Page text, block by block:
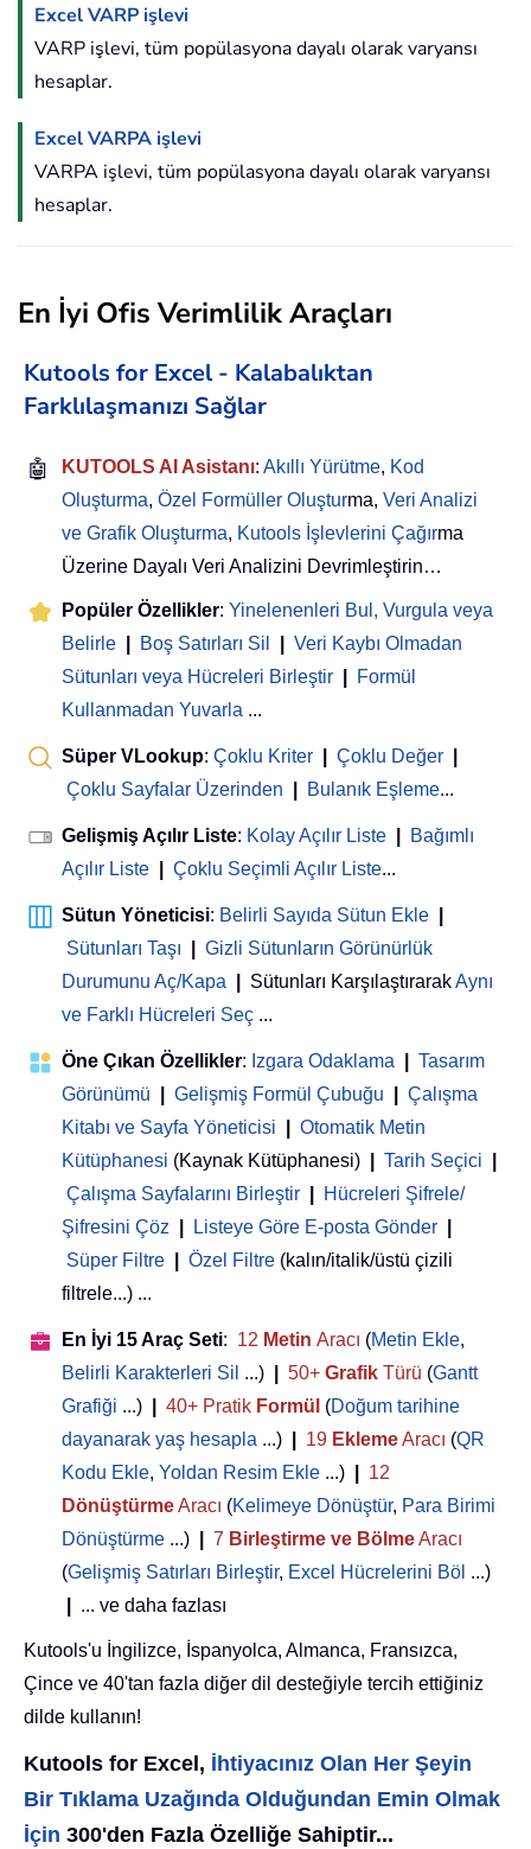
Excel VARP işlevi
VARP işlevi, tüm popülasyona dayalı olarak varyansı
hesaplar.
Excel VARPA işlevi
VARPA işlevi, tüm popülasyona dayalı olarak varyansı
hesaplar.
En İyi Ofis Verimlilik Araçları
Kutools for Excel - Kalabalıktan
Farklılaşmanızı Sağlar
🤖 KUTOOLS AI Asistanı: Akıllı Yürütme, Kod
Oluşturma, Özel Formüller Oluşturma, Veri Analizi
ve Grafik Oluşturma, Kutools İşlevlerini Çağırma
Üzerine Dayalı Veri Analizini Devrimleştirin…
Popüler Özellikler: Yinelenenleri Bul, Vurgula veya
Belirle
Boş Satırları Sil
Veri Kaybı Olmadan
Sütunları veya Hücreleri Birleştir
Formül
Kullanmadan Yuvarla ...
Süper VLookup: Çoklu Kriter Çoklu Değer
Çoklu Sayfalar Üzerinden
Bulanık Eşleme...
Gelişmiş Açılır Liste: Kolay Açılır Liste
Bağımlı
Açılır Liste
Çoklu Seçimli Açılır Liste...
Sütun Yöneticisi: Belirli Sayıda Sütun Ekle
Sütunları Taşı
Gizli Sütunların Görünürlük
Durumunu Aç/Kapa
Sütunları KarşılaştırarakAynı
ve Farklı Hücreleri Seç ...
Öne Çıkan Özellikler: Izgara Odaklama
Tasarım
Görünümü
Gelişmiş Formül Çubuğu
Çalışma
Kitabı ve Sayfa Yöneticisi
Otomatik Metin
Kütüphanesi (Kaynak Kütüphanesi) Tarih Seçici
Çalışma Sayfalarını Birleştir
Hücreleri Şifrele/
Şifresini Çöz
Listeye Göre E-posta Gönder
Süper Filtre
Özel Filtre (kalın/italik/üstü çizili
filtrele...) ...
En İyi 15 Araç Seti: 12 Metin Aracı (Metin Ekle,
Belirli Karakterleri Sil ...) 50+ Grafik Türü (Gantt
Grafiği ...) 40+ Pratik Formül (Doğum tarihine
dayanarak yaş hesapla ...) 19 EklemeAracı (QR
Kodu Ekle, Yoldan Resim Ekle ...)
12
DönüştürmeAracı (Kelimeye Dönüştür, Para Birimi
Dönüştürme ...) 7 Birleştirme ve BölmeAracı
(Gelişmiş Satırları Birleştir, Excel Hücrelerini Böl ...)
... ve daha fazlası
Kutools'u İngilizce, İspanyolca, Almanca, Fransızca,
Çince ve 40'tan fazla diğer dil desteğiyle tercih ettiğiniz
dilde kullanın!
Kutools for Excel, İhtiyacınız Olan Her Şeyin
Bir Tıklama Uzağında Olduğundan Emin Olmak
İçin 300'den Fazla Özelliğe Sahiptir...